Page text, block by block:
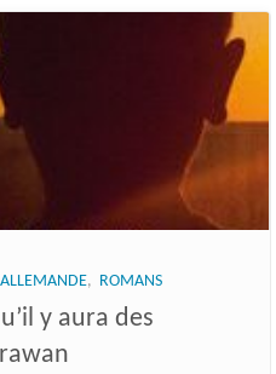
, ROMANS
y aura des